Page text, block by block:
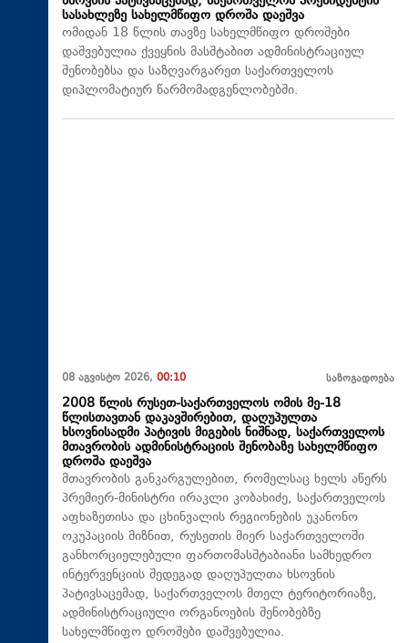
სასახლეზე სახელმწიფო დროშა დაეშვა
ომიდან 18 წლის თავზე სახელმწიფო დროშები
დაშვებულია ქვეყნის მასშტაბით ადმინისტრაციულ
შენობებსა და საზღვარგარეთ საქართველოს
დიპლომატიურ წარმომადგენლობებში.
08 აგვისტო 2026, 00:10 საზოგადოება
2008 წლის რუსეთ-საქართველოს ომის მე-18
წლისთავთან დაკავშირებით, დაღუპულთა
ხსოვნისადმი პატივის მიგების ნიშნად, საქართველოს
მთავრობის ადმინისტრაციის შენობაზე სახელმწიფო
დროშა დაეშვა
მთავრობის განკარგულებით, რომელსაც ხელს აწერს
პრემიერ-მინისტრი ირაკლი კობახიძე, საქართველოს
აფხაზეთისა და ცხინვალის რეგიონების უკანონო
ოკუპაციის მიზნით, რუსეთის მიერ საქართველოში
განხორციელებული ფართომასშტაბიანი სამხედრო
ინტერვენციის შედეგად დაღუპულთა ხსოვნის
პატივსაცემად, საქართველოს მთელ ტერიტორიაზე,
ადმინისტრაციული ორგანოების შენობებზე
სახელმწიფო დროშები დაშვებულია.